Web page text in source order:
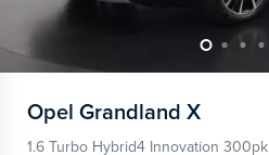
Opel Grandland X
1.6 Turbo Hybrid4 Innovation 300pk